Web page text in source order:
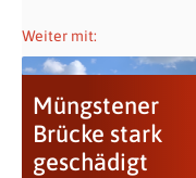
Weiter mit:
Müngstener
Brücke stark
geschädigt